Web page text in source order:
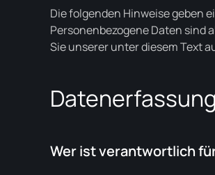
Die folgenden Hinweise geben
Personenbezogene Daten
Sie unserer unter diesem Text
Wer ist verantwortlich